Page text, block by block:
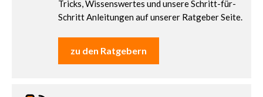
Tricks, Wissenswertes und unsere Schritt-für-
Schritt Anleitungen auf unserer Ratgeber Seite.
zu den Ratgebern